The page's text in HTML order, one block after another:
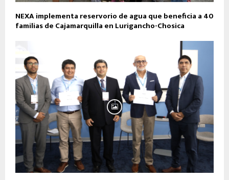
NEXA implementa reservorio de agua que beneficia a 40
familias de Cajamarquilla en Lurigancho-Chosica